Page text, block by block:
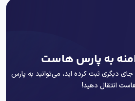
به پارس هاست
دیگری ثبت کرده اید، می‌توانید به پارس
انتقال دهید!